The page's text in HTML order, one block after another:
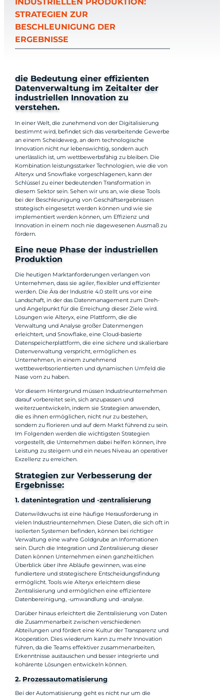
STRATEGIEN ZUR
BESCHLEUNIGUNG DER
ERGEBNISSE
die Bedeutung einer effizienten
Datenverwaltung im Zeitalter der
industriellen Innovation zu
verstehen.
In einer Welt, die zunehmend von der Digitalisierung
bestimmt wird, befindet sich das verarbeitende Gewerbe
an einem Scheideweg, an dem technologische
Innovation nicht nur lebenswichtig, sondern auch
unerlässlich ist, um wettbewerbsfähig zu bleiben. Die
Kombination leistungsstarker Technologien, wie die von
Alteryx und Snowflake vorgeschlagenen, kann der
Schlüssel zu einer bedeutenden Transformation in
diesem Sektor sein. Sehen wir uns an, wie diese Tools
bei der Beschleunigung von Geschäftsergebnissen
strategisch eingesetzt werden können und wie sie
implementiert werden können, um Effizienz und
Innovation in einem noch nie dagewesenen Ausmaß zu
fördern.
Eine neue Phase der industriellen
Produktion
Die heutigen Marktanforderungen verlangen von
Unternehmen, dass sie agiler, flexibler und effizienter
werden. Die Ära der Industrie 4.0 stellt uns vor eine
Landschaft, in der das Datenmanagement zum Dreh-
und Angelpunkt für die Erreichung dieser Ziele wird.
Lösungen wie Alteryx, eine Plattform, die die
Verwaltung und Analyse großer Datenmengen
erleichtert, und Snowflake, eine Cloud-basierte
Datenspeicherplattform, die eine sichere und skalierbare
Datenverwaltung verspricht, ermöglichen es
Unternehmen, in einem zunehmend
wettbewerbsorientierten und dynamischen Umfeld die
Nase vorn zu haben.
Vor diesem Hintergrund müssen Industrieunternehmen
darauf vorbereitet sein, sich anzupassen und
weiterzuentwickeln, indem sie Strategien anwenden,
die es ihnen ermöglichen, nicht nur zu bestehen,
sondern zu florieren und auf dem Markt führend zu sein.
Im Folgenden werden die wichtigsten Strategien
vorgestellt, die Unternehmen dabei helfen können, ihre
Leistung zu steigern und ein neues Niveau an operativer
Exzellenz zu erreichen.
Strategien zur Verbesserung der
Ergebnisse:
1. datenintegration und -zentralisierung
Datenwildwuchs ist eine häufige Herausforderung in
vielen Industrieunternehmen. Diese Daten, die sich oft in
isolierten Systemen befinden, können bei richtiger
Verwaltung eine wahre Goldgrube an Informationen
sein. Durch die Integration und Zentralisierung dieser
Daten können Unternehmen einen ganzheitlichen
Überblick über ihre Abläufe gewinnen, was eine
fundiertere und strategischere Entscheidungsfindung
ermöglicht. Tools wie Alteryx erleichtern diese
Zentralisierung und ermöglichen eine effizientere
Datenbereinigung, -umwandlung und -analyse.
Darüber hinaus erleichtert die Zentralisierung von Daten
die Zusammenarbeit zwischen verschiedenen
Abteilungen und fördert eine Kultur der Transparenz und
Kooperation. Dies wiederum kann zu mehr Innovation
führen, da die Teams effektiver zusammenarbeiten,
Erkenntnisse austauschen und besser integrierte und
kohärente Lösungen entwickeln können.
2. Prozessautomatisierung
Bei der Automatisierung geht es nicht nur um die